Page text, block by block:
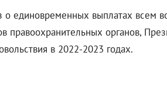
единовременных выплатах всем
органов,
в 2022-2023 годах.